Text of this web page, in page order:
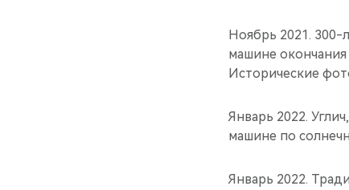
Ноябрь 2021. 300-
машине
Исторические
Январь 2022.
машине по
Январь 2022.